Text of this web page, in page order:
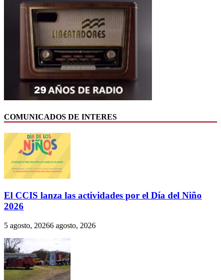
COMUNICADOS DE INTERES
El CCIS lanza las actividades por el Día del Niño
2026
5 agosto, 20266 agosto, 2026